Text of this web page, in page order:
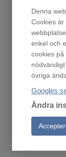
Denna
Cookies
enkel och
cookies
övriga
Googles
Ändra
219